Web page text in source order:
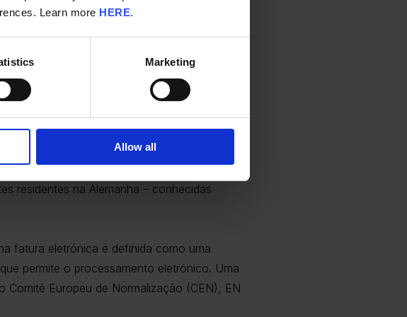
Learn more HERE.
Marketing
Allow all
Oportunidades de Crescimento” com
nacionais e internacionais.
comprador. As alterações propostas
residentes na Alemanha – conhecidas
fatura eletrónica é definida como uma
permite o processamento eletrónico. Uma
Europeu de Normalização (CEN), EN